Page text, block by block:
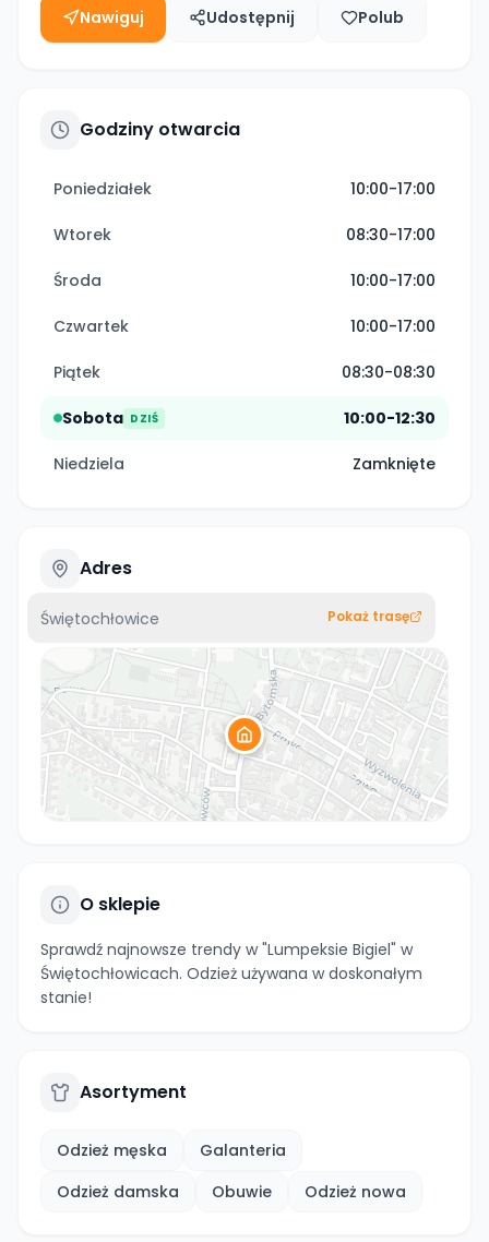
Nawiguj Udostępnij Polub
Godziny otwarcia
Poniedziałek 10:00-17:00
Wtorek 08:30-17:00
Środa 10:00-17:00
Czwartek 10:00-17:00
Piątek 08:30-08:30
Sobota DZIŚ 10:00-12:30
Niedziela Zamknięte
Adres
Świętochłowice Pokaż trasę
O sklepie
Sprawdź najnowsze trendy w "Lumpeksie Bigiel" w
Świętochłowicach. Odzież używana w doskonałym
stanie!
Asortyment
Odzież męska
Galanteria
Odzież damska
Obuwie Odzież nowa